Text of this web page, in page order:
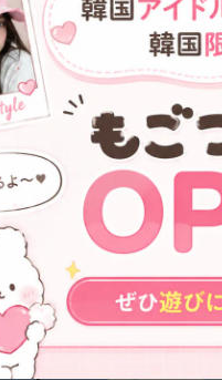
★tripleS ソア 着用！！
【NOMANUAL】DROP C.T
BALL CAP - BLACK (W)
¥4,500